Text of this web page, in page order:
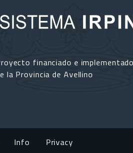
financiado e
la Provincia de Avellino
menu
Info Privacy